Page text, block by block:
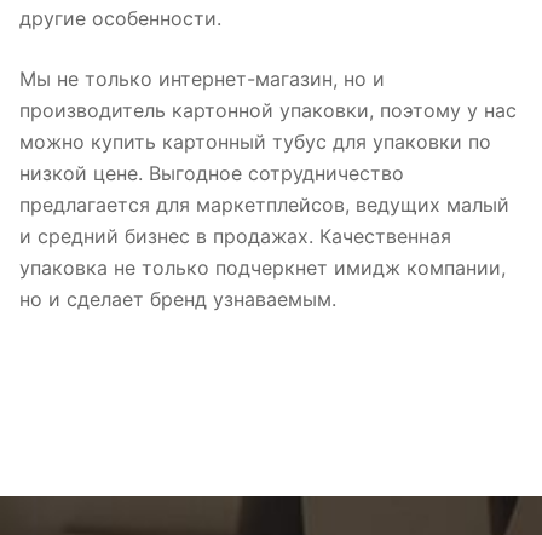
другие особенности.
Мы не только интернет-магазин, но и
производитель картонной упаковки, поэтому у нас
можно купить картонный тубус для упаковки по
низкой цене. Выгодное сотрудничество
предлагается для маркетплейсов, ведущих малый
и средний бизнес в продажах. Качественная
упаковка не только подчеркнет имидж компании,
но и сделает бренд узнаваемым.